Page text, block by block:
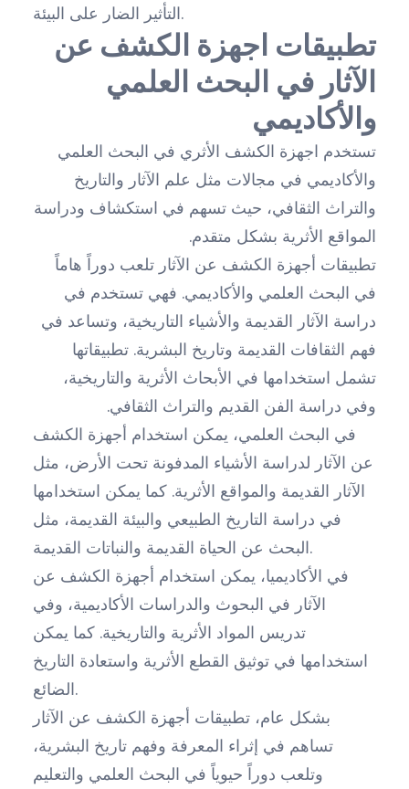
التأثير الضار على البيئة.
تطبيقات اجهزة الكشف عن
الآثار في البحث العلمي
والأكاديمي
تستخدم اجهزة الكشف الأثري في البحث العلمي
والأكاديمي في مجالات مثل علم الآثار والتاريخ
والتراث الثقافي، حيث تسهم في استكشاف ودراسة
المواقع الأثرية بشكل متقدم.
تطبيقات أجهزة الكشف عن الآثار تلعب دوراً هاماً
في البحث العلمي والأكاديمي. فهي تستخدم في
دراسة الآثار القديمة والأشياء التاريخية، وتساعد في
فهم الثقافات القديمة وتاريخ البشرية. تطبيقاتها
تشمل استخدامها في الأبحاث الأثرية والتاريخية،
وفي دراسة الفن القديم والتراث الثقافي.
في البحث العلمي، يمكن استخدام أجهزة الكشف
عن الآثار لدراسة الأشياء المدفونة تحت الأرض، مثل
الآثار القديمة والمواقع الأثرية. كما يمكن استخدامها
في دراسة التاريخ الطبيعي والبيئة القديمة، مثل
البحث عن الحياة القديمة والنباتات القديمة.
في الأكاديميا، يمكن استخدام أجهزة الكشف عن
الآثار في البحوث والدراسات الأكاديمية، وفي
تدريس المواد الأثرية والتاريخية. كما يمكن
استخدامها في توثيق القطع الأثرية واستعادة التاريخ
الضائع.
بشكل عام، تطبيقات أجهزة الكشف عن الآثار
تساهم في إثراء المعرفة وفهم تاريخ البشرية،
وتلعب دوراً حيوياً في البحث العلمي والتعليم